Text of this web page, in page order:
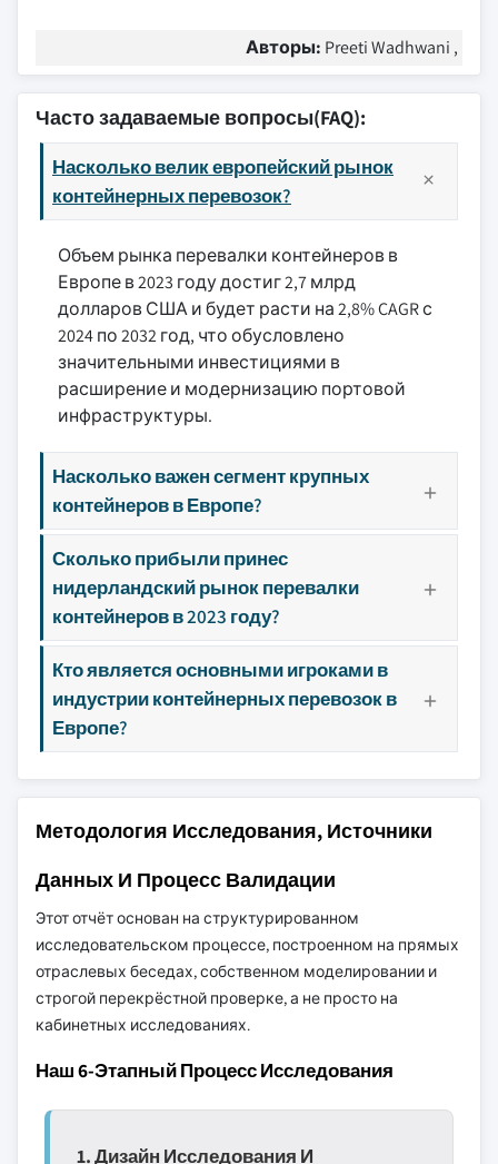
Авторы: Preeti Wadhwani ,
Часто задаваемые вопросы(FAQ):
Насколько велик европейский рынок
контейнерных перевозок?
Объем рынка перевалки контейнеров в
Европе в 2023 году достиг 2,7 млрд
долларов США и будет расти на 2,8% CAGR с
2024 по 2032 год, что обусловлено
значительными инвестициями в
расширение и модернизацию портовой
инфраструктуры.
Насколько важен сегмент крупных
контейнеров в Европе?
Сколько прибыли принес
нидерландский рынок перевалки
контейнеров в 2023 году?
Кто является основными игроками в
индустрии контейнерных перевозок в
Европе?
Методология Исследования, Источники
Данных И Процесс Валидации
Этот отчёт основан на структурированном
исследовательском процессе, построенном на прямых
отраслевых беседах, собственном моделировании и
строгой перекрёстной проверке, а не просто на
кабинетных исследованиях.
Наш 6-Этапный Процесс Исследования
1. Дизайн Исследования И